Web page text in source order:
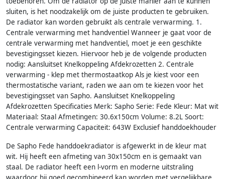
sluiten, is het noodzakelijk om de juiste producten te gebruiken.
De radiator kan worden gebruikt als centrale verwarming. 1.
Centrale verwarming met handventiel Wanneer je gaat voor de
centrale verwarming met handventiel, moet je een geschikte
bevestigingsset kiezen. Hiervoor heb je de volgende producten
nodig: Aansluitset Knelkoppeling Afdekrozetten 2. Centrale
verwarming - klep met thermostaatkop Als je kiest voor een
thermostatische variant, raden we aan om te kiezen voor het
bevestigingsset van Sapho. Aansluitset Knelkoppeling
Afdekrozetten Specificaties Merk: Sapho Serie: Fede Kleur: Mat wit
Materiaal: Staal Afmetingen: 30.6x150cm Volume: 8.2L Soort:
Centrale verwarming Capaciteit: 643W Exclusief handdoekhouder
De Sapho Fede handdoekradiator is afgewerkt in de kleur mat
wit. Hij heeft een afmeting van 30x150cm en is gemaakt van
staal. De radiator heeft een l-vorm en moderne uitstraling